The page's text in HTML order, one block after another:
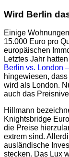
Wird Berlin
Einige
15.000 Euro pro
europäischen
Letztes Jahr
Berlin vs. London
hingewiesen,
wird als London.
auch das
Hillmann
Knightsbridge
die Preise
extrem sind.
ausländische
stecken. Das Lux